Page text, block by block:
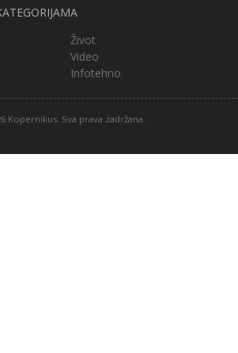
Život
Video
Infotehno
Kopernikus. Sva prava zadržana.